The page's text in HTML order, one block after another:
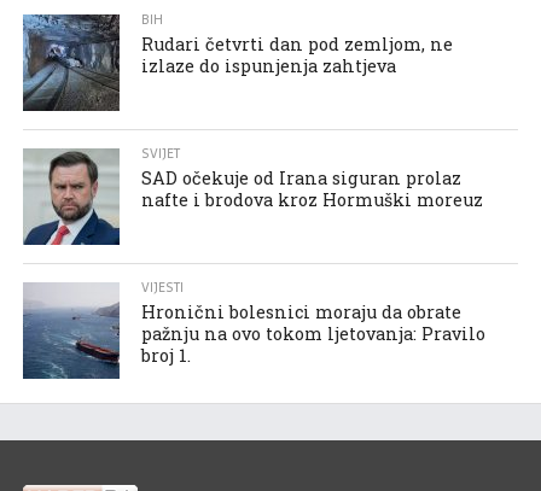
BIH
Rudari četvrti dan pod zemljom, ne
izlaze do ispunjenja zahtjeva
SVIJET
SAD očekuje od Irana siguran prolaz
nafte i brodova kroz Hormuški moreuz
VIJESTI
Hronični bolesnici moraju da obrate
pažnju na ovo tokom ljetovanja: Pravilo
broj 1.